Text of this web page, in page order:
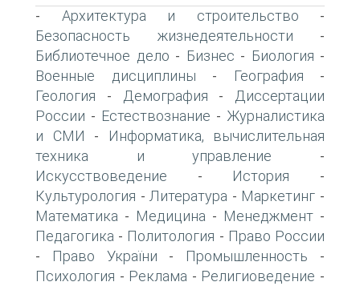
- Архитектура и строительство -
Безопасность жизнедеятельности -
Библиотечное дело - Бизнес - Биология -
Военные дисциплины - География -
Геология - Демография -
Диссертации
России - Естествознание - Журналистика
и СМИ -
Информатика, вычислительная
техника и управление -
Искусствоведение - История -
Культурология - Литература - Маркетинг -
Математика - Медицина - Менеджмент -
Педагогика - Политология - Право России
- Право України - Промышленность -
Психология - Реклама - Религиоведение -